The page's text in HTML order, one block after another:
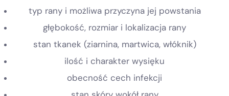
typ rany i możliwa przyczyna jej powstania
głębokość, rozmiar i lokalizacja rany
stan tkanek (ziarnina, martwica, włóknik)
ilość i charakter wysięku
obecność cech infekcji